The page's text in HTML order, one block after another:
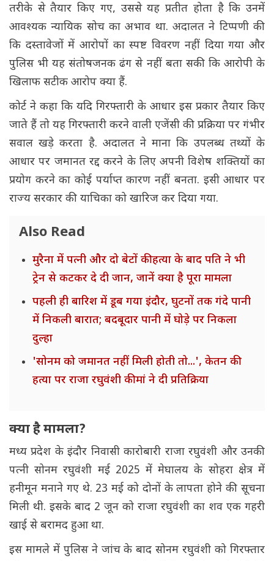
तरीके से तैयार किए गए, उससे यह प्रतीत होता है कि उनमें
आवश्यक न्यायिक सोच का अभाव था. अदालत ने टिप्पणी की
कि दस्तावेजों में आरोपों का स्पष्ट विवरण नहीं दिया गया और
पुलिस भी यह संतोषजनक ढंग से नहीं बता सकी कि आरोपी के
खिलाफ सटीक आरोप क्या हैं.
कोर्ट ने कहा कि यदि गिरफ्तारी के आधार इस प्रकार तैयार किए
जाते हैं तो यह गिरफ्तारी करने वाली एजेंसी की प्रक्रिया पर गंभीर
सवाल खड़े करता है. अदालत ने माना कि उपलब्ध तथ्यों के
आधार पर जमानत रद्द करने के लिए अपनी विशेष शक्तियों का
प्रयोग करने का कोई पर्याप्त कारण नहीं बनता. इसी आधार पर
राज्य सरकार की याचिका को खारिज कर दिया गया.
Also Read
मुरैना में पत्नी और दो बेटों की हत्या के बाद पति ने भी
ट्रेन से कटकर दे दी जान, जानें क्या है पूरा मामला
पहली ही बारिश में डूब गया इंदौर, घुटनों तक गंदे पानी
में निकली बारात; बदबूदार पानी में घोड़े पर निकला
दुल्हा
'सोनम को जमानत नहीं मिली होती तो...', केतन की
हत्या पर राजा रघुवंशी की मां ने दी प्रतिक्रिया
क्या है मामला?
मध्य प्रदेश के इंदौर निवासी कारोबारी राजा रघुवंशी और उनकी
पत्नी सोनम रघुवंशी मई 2025 में मेघालय के सोहरा क्षेत्र में
हनीमून मनाने गए थे. 23 मई को दोनों के लापता होने की सूचना
मिली थी. इसके बाद 2 जून को राजा रघुवंशी का शव एक गहरी
खाई से बरामद हुआ था.
इस मामले में पुलिस ने जांच के बाद सोनम रघुवंशी को गिरफ्तार